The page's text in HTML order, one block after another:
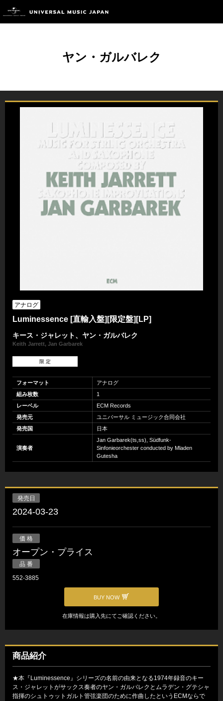
ヤン・ガルバレク
アナログ
Luminessence [直輸入盤][限定盤][LP]
キース・ジャレット、ヤン・ガルバレク
Keith Jarrett, Jan Garbarek
限 定
フォーマット
アナログ
組み枚数
1
レーベル
ECM Records
発売元
ユニバーサル ミュージック合同会社
発売国
日本
演奏者
Jan Garbarek(ts,ss), Südfunk-
Sinfonieorchester conducted by Mladen
Gutesha
発売日
2024-03-23
価 格
オープン・プライス
品 番
552-3885
BUY NOW
在庫情報は購入先にてご確認ください。
商品紹介
★本『Luminessence』シリーズの名前の由来となる1974年録音のキー
ス・ジャレットがサックス奏者のヤン・ガルバレクとムラデン・グテシャ
指揮のシュトゥットガルト管弦楽団のために作曲したというECMならで